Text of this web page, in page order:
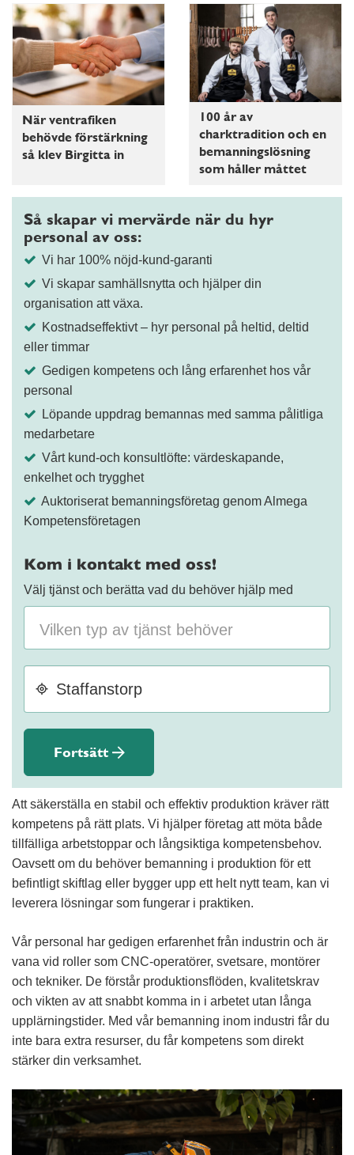
När ventrafiken
behövde förstärkning
så klev Birgitta in
100 år av
charktradition och en
bemanningslösning
som håller måttet
Så skapar vi mervärde när du hyr
personal av oss:
Vi har 100% nöjd-kund-garanti
Vi skapar samhällsnytta och hjälper din
organisation att växa.
Kostnadseffektivt – hyr personal på heltid, deltid
eller timmar
Gedigen kompetens och lång erfarenhet hos vår
personal
Löpande uppdrag bemannas med samma pålitliga
medarbetare
Vårt kund-och konsultlöfte: värdeskapande,
enkelhet och trygghet
Auktoriserat bemanningsföretag genom Almega
Kompetensföretagen
Kom i kontakt med oss!
Välj tjänst och berätta vad du behöver hjälp med
Fortsätt
Att säkerställa en stabil och effektiv produktion kräver rätt
kompetens på rätt plats. Vi hjälper företag att möta både
tillfälliga arbetstoppar och långsiktiga kompetensbehov.
Oavsett om du behöver bemanning i produktion för ett
befintligt skiftlag eller bygger upp ett helt nytt team, kan vi
leverera lösningar som fungerar i praktiken.
Vår personal har gedigen erfarenhet från industrin och är
vana vid roller som CNC-operatörer, svetsare, montörer
och tekniker. De förstår produktionsflöden, kvalitetskrav
och vikten av att snabbt komma in i arbetet utan långa
upplärningstider. Med vår bemanning inom industri får du
inte bara extra resurser, du får kompetens som direkt
stärker din verksamhet.